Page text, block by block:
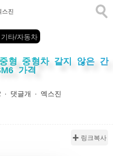
스진
기타/자동차
형 중형차 같지 않은 간
가격
· 댓글개 · 엑스진
✚ 링크복사